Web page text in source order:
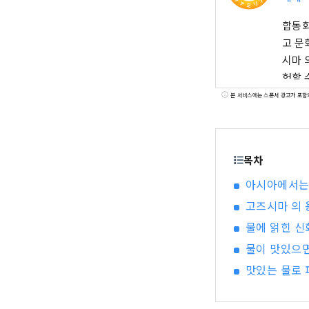
합동
고 문화
시마
험할 수 있는 2가지 기능을 가진 완전히
응.
본 서비스에는 스폰서 광고가 포함
목차
아시아에서
고즈시마 의
물에 얽힌
물이 맛있으
맛있는 물로